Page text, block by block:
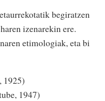
begiratzen
izenarekin ere.
etimologiak, eta bi
1925)
1947)